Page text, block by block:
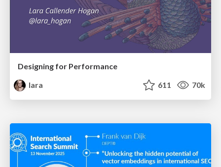
Designing for Performance
lara
611 70k